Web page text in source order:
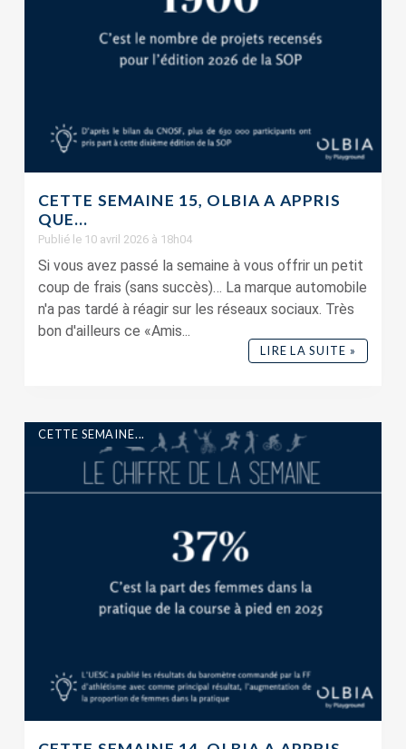
CETTE SEMAINE 15, OLBIA A APPRIS
QUE…
Publié le 10 avril 2026 à 18h04
Si vous avez passé la semaine à vous offrir un petit
coup de frais (sans succès)… La marque automobile
n'a pas tardé à réagir sur les réseaux sociaux. Très
bon d'ailleurs ce «Amis...
LIRE LA SUITE »
CETTE SEMAINE...